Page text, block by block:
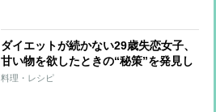
ダイエットが続かない29歳失恋女子、
甘い物を欲したときの“秘策”を発見し
再起!?【おデブライターの減量記】
料理・レシピ